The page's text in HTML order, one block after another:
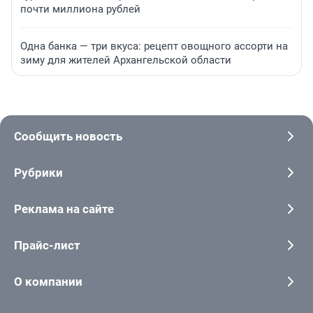
почти миллиона рублей
Одна банка — три вкуса: рецепт овощного ассорти на
зиму для жителей Архангельской области
Сообщить новость
Рубрики
Реклама на сайте
Прайс-лист
О компании